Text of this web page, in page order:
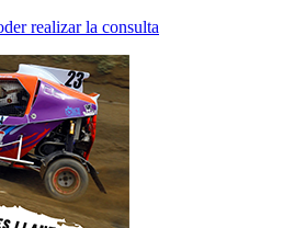
realizar la consulta